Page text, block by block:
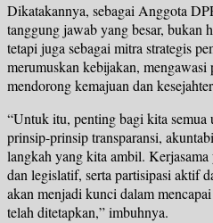
Dikatakannya, sebagai Anggota
tanggung jawab yang besar, bukan
tetapi juga sebagai mitra strategis
merumuskan kebijakan, mengawasi
mendorong kemajuan dan
“Untuk itu, penting bagi kita semua
prinsip-prinsip transparansi,
langkah yang kita ambil.
dan legislatif, serta partisipasi aktif
akan menjadi kunci dalam
telah ditetapkan,” imbuhnya.